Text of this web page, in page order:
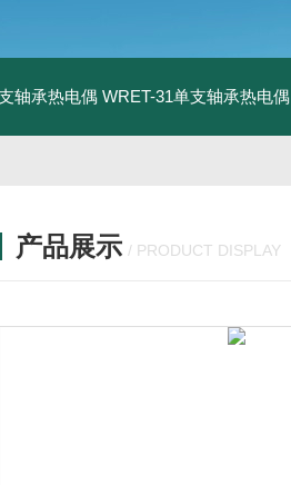
轴承热电偶 WRET-31单支轴承热电偶
产品展示 / PRODUCT DISPLAY